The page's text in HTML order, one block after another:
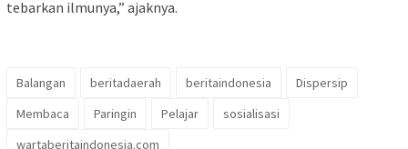
tebarkan ilmunya,” ajaknya.
Balangan beritadaerah beritaindonesia
Dispersip
Membaca
Paringin Pelajar
sosialisasi
wartaberitaindonesia.com